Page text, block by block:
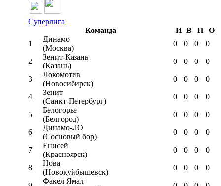
Суперлига
Команда
И В П
О
1
Динамо
(Москва)
0 0 0 0
2
Зенит-Казань
(Казань)
0 0 0 0
3
Локомотив
(Новосибирск)
0 0 0 0
4
Зенит
(Санкт-Петербург)
0 0 0 0
5
Белогорье
(Белгород)
0 0 0 0
6
Динамо-ЛО
(Сосновый бор)
0 0 0 0
7
Енисей
(Красноярск)
0 0 0 0
8
Нова
(Новокуйбышевск)
0 0 0 0
Факел Ямал